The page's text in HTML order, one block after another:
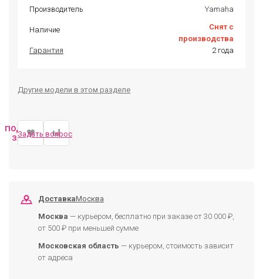
Производитель Yamaha
Наличие
Снят с
производства
Гарантия
2 года
Другие модели в этом разделе
ПОДОБРАТЬ
ЗАМЕНУ
Задать вопрос
ДоставкаМосква
Москва — курьером, бесплатно при заказе от 30 000 ₽,
от 500 ₽ при меньшей сумме
Московская область — курьером, стоимость зависит
от адреса